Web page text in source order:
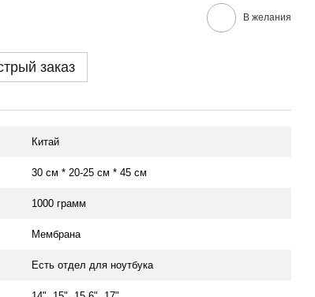
В желания
заказ
Китай
30 см * 20-25 см * 45 см
1000 грамм
Мембрана
Есть отдел для ноутбука